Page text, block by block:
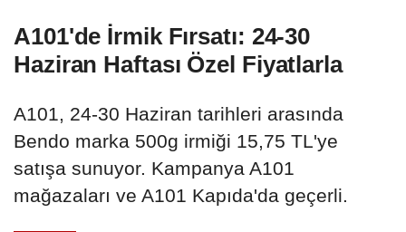
A101'de İrmik Fırsatı: 24-30
Haziran Haftası Özel Fiyatlarla
A101, 24-30 Haziran tarihleri arasında
Bendo marka 500g irmiği 15,75 TL'ye
satışa sunuyor. Kampanya A101
mağazaları ve A101 Kapıda'da geçerli.